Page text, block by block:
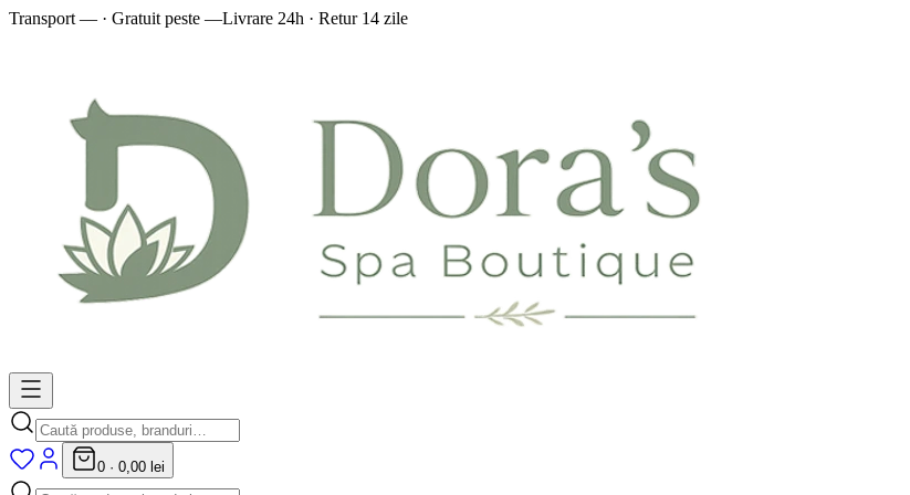
Transport — · Gratuit peste —Livrare 24h · Retur 14 zile
0 · 0,00 lei